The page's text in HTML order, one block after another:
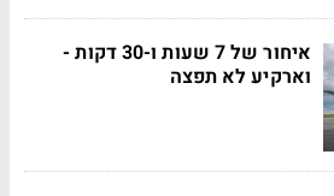
איחור של 7 שעות ו-30 דקות -
וארקיע לא תפצה